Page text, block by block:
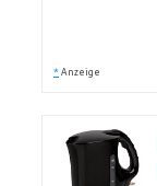
* Anzeige